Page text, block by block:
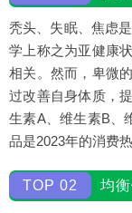
秃头、失眠、焦虑
学上称之为亚健康
相关。然而，卑微
过改善自身体质，
生素A、维生素B、
品是2023年的消费热
TOP 02 均